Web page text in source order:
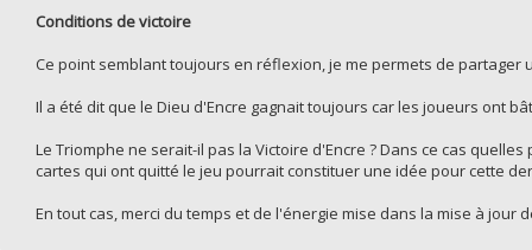
Conditions de victoire
Ce point semblant toujours en réflexion, je me permets de
Il a été dit que le Dieu d'Encre gagnait toujours car les joueurs ont
Le Triomphe ne serait-il pas la Victoire d'Encre ? Dans ce cas
cartes qui ont quitté le jeu pourrait constituer une idée pour cette
En tout cas, merci du temps et de l'énergie mise dans la mise à jour